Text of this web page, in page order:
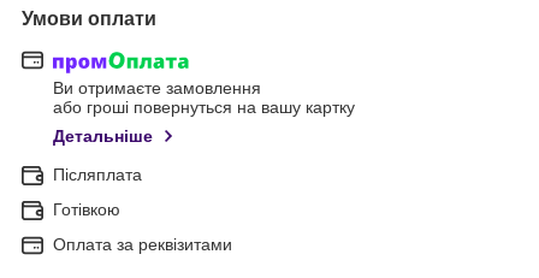
Умови оплати
Ви отримаєте замовлення
або гроші повернуться на вашу картку
Детальніше
Післяплата
Готівкою
Оплата за реквізитами